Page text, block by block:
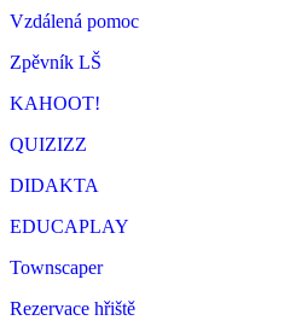
Vzdálená pomoc
Zpěvník LŠ
KAHOOT!
QUIZIZZ
DIDAKTA
EDUCAPLAY
Townscaper
Rezervace hřiště